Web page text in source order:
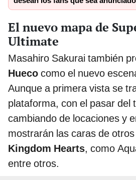
El nuevo mapa de
Ultimate
Masahiro Sakurai también
Hueco como el nuevo
Aunque a primera vista se
plataforma, con el pasar del
cambiando de locaciones y
mostrarán las caras de
Kingdom Hearts, como
entre otros.